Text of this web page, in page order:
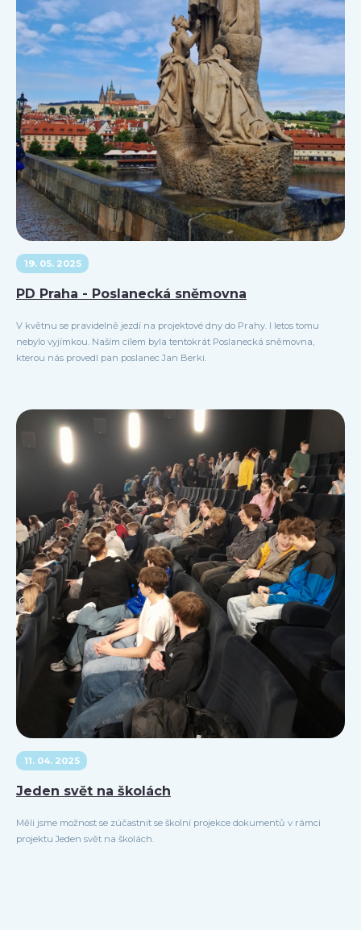
19. 05. 2025
PD Praha - Poslanecká sněmovna
V květnu se pravidelně jezdí na projektové dny do Prahy. I letos tomu
nebylo vyjímkou. Naším cílem byla tentokrát Poslanecká sněmovna,
kterou nás provedl pan poslanec Jan Berki.
11. 04. 2025
Jeden svět na školách
Měli jsme možnost se zúčastnit se školní projekce dokumentů v rámci
projektu Jeden svět na školách.